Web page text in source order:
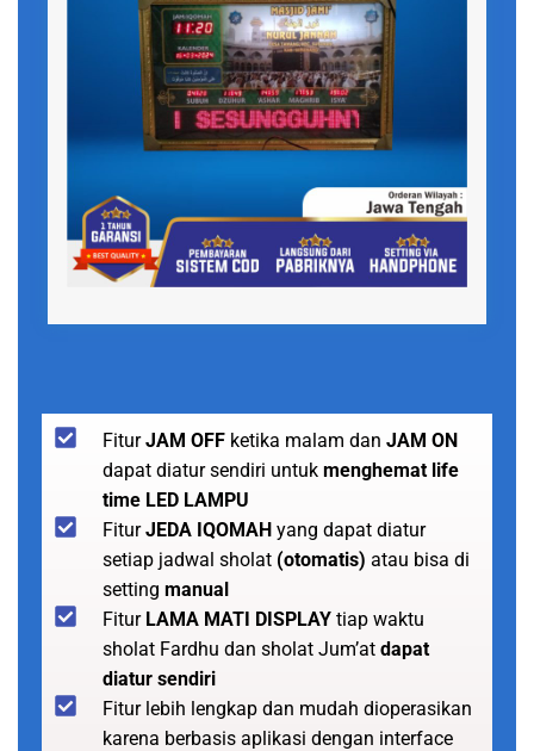
FiturJAM OFF ketika malam dan JAM ON
dapat diatur sendiri untuk menghemat life
time LED LAMPU
FiturJEDA IQOMAH yang dapat diatur
setiap jadwal sholat (otomatis) atau bisa di
setting manual
Fitur LAMA MATI DISPLAY tiap waktu
sholat Fardhu dan sholat Jum’at dapat
diatur sendiri
Fitur lebih lengkap dan mudah dioperasikan
karena berbasis aplikasi dengan interface